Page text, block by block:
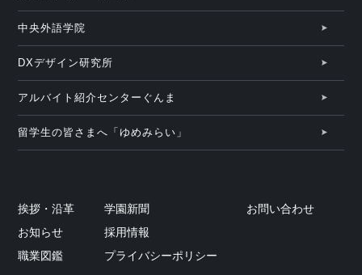
中央外語学院
DXデザイン研究所
アルバイト紹介センターぐんま
留学生の皆さまへ「ゆめみらい」
挨拶・沿革
お知らせ
職業図鑑
学園新聞
採用情報
プライバシーポリシー
お問い合わせ